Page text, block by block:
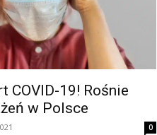
COVID-19! Rośnie
w Polsce
0